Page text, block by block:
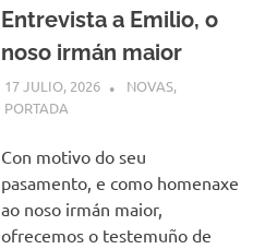
Entrevista a Emilio, o
noso irmán maior
17 JULIO, 2026 COMUNIDADE
NOVAS,
PORTADA
Con motivo do seu
pasamento, e como homenaxe
ao noso irmán maior,
ofrecemos o testemuño de